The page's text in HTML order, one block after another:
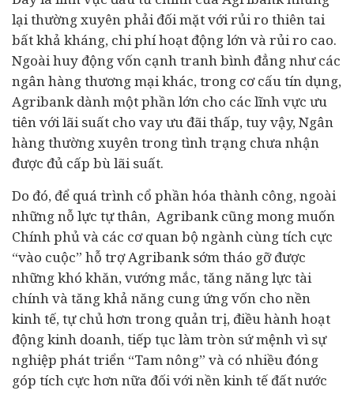
lại thường xuyên phải đối mặt với rủi ro thiên tai
bất khả kháng, chi phí hoạt động lớn và rủi ro cao.
Ngoài huy động vốn cạnh tranh bình đẳng như các
ngân hàng thương mại khác, trong cơ cấu tín dụng,
Agribank dành một phần lớn cho các lĩnh vực ưu
tiên với lãi suất cho vay ưu đãi thấp, tuy vậy, Ngân
hàng thường xuyên trong tình trạng chưa nhận
được đủ cấp bù lãi suất.
Do đó, để quá trình cổ phần hóa thành công, ngoài
những nỗ lực tự thân, Agribank cũng mong muốn
Chính phủ và các cơ quan bộ ngành cùng tích cực
“vào cuộc” hỗ trợ Agribank sớm tháo gỡ được
những khó khăn, vướng mắc, tăng năng lực tài
chính và tăng khả năng cung ứng vốn cho nền
kinh tế, tự chủ hơn trong quản trị, điều hành hoạt
động kinh doanh, tiếp tục làm tròn sứ mệnh vì sự
nghiệp phát triển “Tam nông” và có nhiều đóng
góp tích cực hơn nữa đối với nền kinh tế đất nước